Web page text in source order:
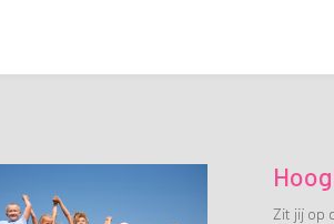
Zit jij op